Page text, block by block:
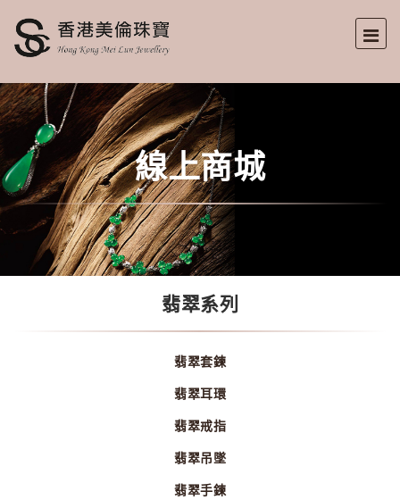
線上商城
翡翠系列
翡翠套鍊
翡翠耳環
翡翠戒指
翡翠吊墜
翡翠手鍊